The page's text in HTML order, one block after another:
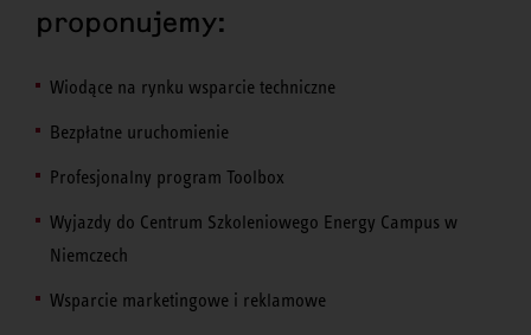
proponujemy:
Wiodące na rynku wsparcie techniczne
Bezpłatne uruchomienie
Profesjonalny program Toolbox
Wyjazdy do Centrum Szkoleniowego Energy Campus w
Niemczech
Wsparcie marketingowe i reklamowe